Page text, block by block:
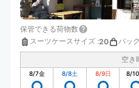
保管できる荷物数
スーツケースサイズ :20 バッ
空き
8/7金 8/8土 8/9日 8/10